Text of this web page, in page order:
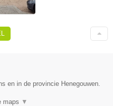
en in de provincie Henegouwen.
maps ▼